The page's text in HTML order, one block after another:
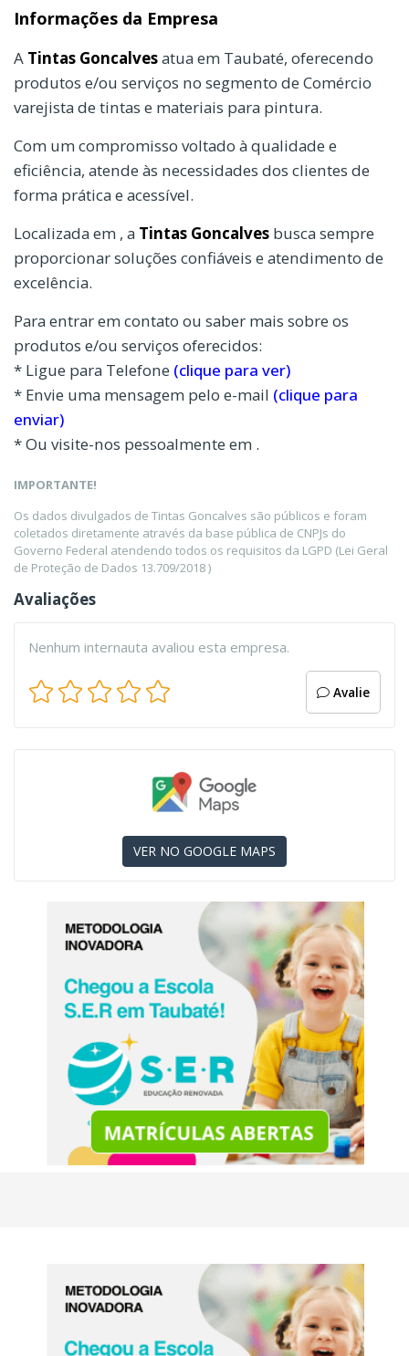
Informações da Empresa
A Tintas Goncalvesatua em Taubaté, oferecendo
produtos e/ou serviços no segmento de Comércio
varejista de tintas e materiais para pintura.
Com um compromisso voltado à qualidade e
eficiência, atende às necessidades dos clientes de
forma prática e acessível.
Localizada em , a Tintas Goncalves busca sempre
proporcionar soluções confiáveis e atendimento de
excelência.
Para entrar em contato ou saber mais sobre os
produtos e/ou serviços oferecidos:
* Ligue para Telefone (clique para ver)
* Envie uma mensagem pelo e-mail (clique para
enviar)
* Ou visite-nos pessoalmente em .
IMPORTANTE!
Os dados divulgados de Tintas Goncalves são públicos e foram
coletados diretamente através da base pública de CNPJs do
Governo Federal atendendo todos os requisitos da LGPD (Lei Geral
de Proteção de Dados 13.709/2018 )
Avaliações
Nenhum internauta avaliou esta empresa.
Avalie
VER NO GOOGLE MAPS